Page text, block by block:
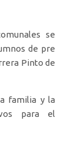
se
de pre
Pinto de
familia y la
para el